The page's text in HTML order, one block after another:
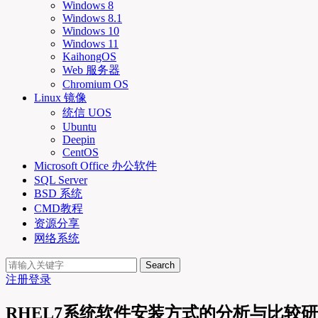
Windows 8
Windows 8.1
Windows 10
Windows 11
KaihongOS
Web 服务器
Chromium OS
Linux 镜像
统信 UOS
Ubuntu
Deepin
CentOS
Microsoft Office 办公软件
SQL Server
BSD 系统
CMD教程
资源分享
网络系统
Search
注册登录
RHEL7系统软件安装方式的分析与比较